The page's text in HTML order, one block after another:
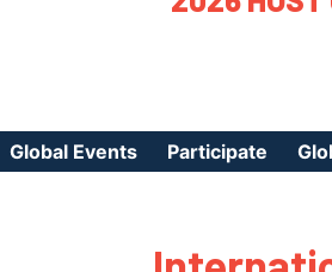
Global Events Participate
How to Participate